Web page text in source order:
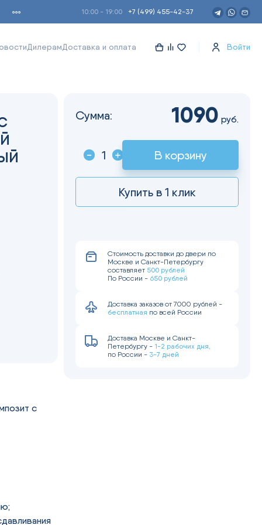
10:00 - 19:00 +7 (499) 455-42-37
ДилерамДоставка и оплата Войти
Сумма: 1090 руб.
В корзину
Купить в 1 клик
Стоимость доставки до двери по
Москве и Санкт-Петербургу
составляет 500 рублей
По России - 650 рублей
Доставка заказов от 7000 рублей -
бесплатная по всей России
Доставка Москве и Санкт-
Петербургу - 1-2 рабочих дня,
по России - 3-7 дней
с